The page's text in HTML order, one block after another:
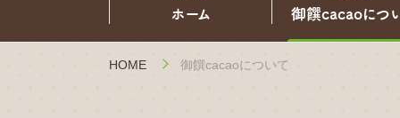
ホーム 御饌cacaoにつ
HOME 御饌cacaoについて